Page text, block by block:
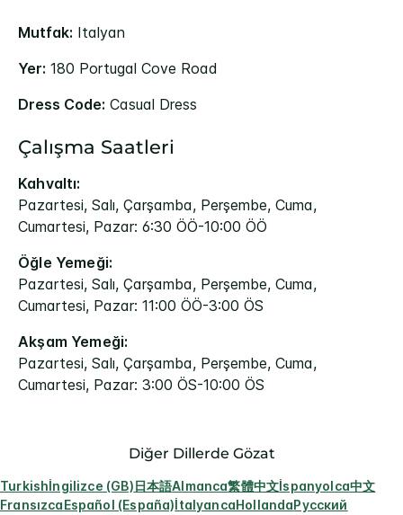
Mutfak: Italyan
Yer: 180 Portugal Cove Road
Dress Code: Casual Dress
Çalışma Saatleri
Kahvaltı:
Pazartesi, Salı, Çarşamba, Perşembe, Cuma,
Cumartesi, Pazar: 6:30 ÖÖ-10:00 ÖÖ
Öğle Yemeği:
Pazartesi, Salı, Çarşamba, Perşembe, Cuma,
Cumartesi, Pazar: 11:00 ÖÖ-3:00 ÖS
Akşam Yemeği:
Pazartesi, Salı, Çarşamba, Perşembe, Cuma,
Cumartesi, Pazar: 3:00 ÖS-10:00 ÖS
Diğer Dillerde Gözat
Turkishİngilizce (GB)日本語Almanca繁體中文İspanyolca中文
FransızcaEspañol (España)İtalyancaHollandaРусский